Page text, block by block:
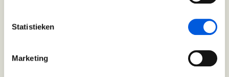
Statistieken
Marketing
Teamleiderschap
Unieke visie op leren en ontwikkelen
Hoog gewaardeerd door onze klanten